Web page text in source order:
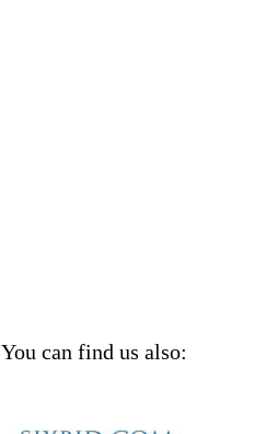
You can find us also: